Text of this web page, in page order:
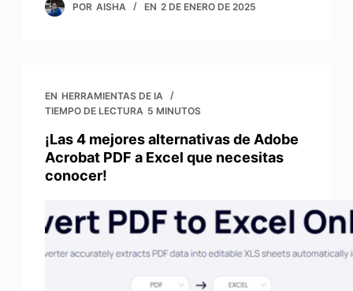
POR AISHA EN 2 DE ENERO DE 2025
EN HERRAMIENTAS DE IA
TIEMPO DE LECTURA 5 MINUTOS
¡Las 4 mejores alternativas de Adobe
Acrobat PDF a Excel que necesitas
conocer!